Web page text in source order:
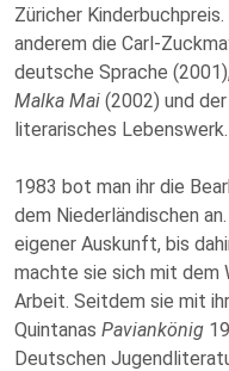
Züricher
anderem die Carl-
deutsche Sprache
Malka Mai (2002) und
literarisches Lebenswerk.
1983 bot man ihr die
dem Niederländischen
eigener Auskunft, bis
machte sie sich mit dem
Arbeit. Seitdem sie mit
Quintanas Paviankönig
Deutschen